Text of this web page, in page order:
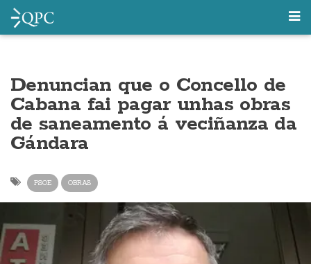
Denuncian que o Concello de
Cabana fai pagar unhas obras
de saneamento á veciñanza da
Gándara
PSOE OBRAS